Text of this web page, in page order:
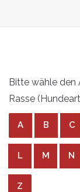
Bitte wähle den
Rasse
A B C
L M N
Z